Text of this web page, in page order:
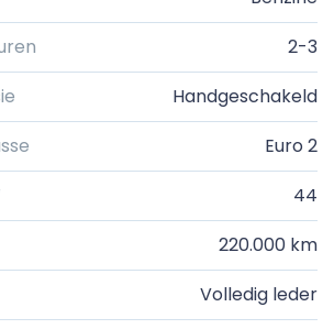
2-3
Handgeschakeld
Euro 2
44
220.000 km
Volledig leder